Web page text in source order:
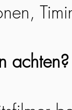
achten?